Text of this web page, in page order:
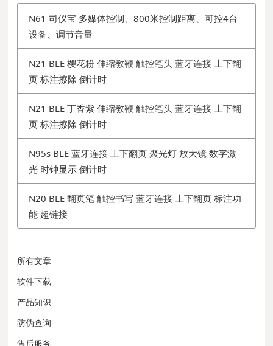
N61 司仪宝 多媒体控制、800米控制距离、可控4台
设备、调节音量
N21 BLE 樱花粉 伸缩教鞭 触控笔头 蓝牙连接 上下翻
页 标注擦除 倒计时
N21 BLE 丁香紫 伸缩教鞭 触控笔头 蓝牙连接 上下翻
页 标注擦除 倒计时
N95s BLE 蓝牙连接 上下翻页 聚光灯 放大镜 数字激
光 时钟显示 倒计时
N20 BLE 翻页笔 触控书写 蓝牙连接 上下翻页 标注功
能 超链接
所有文章
软件下载
产品知识
防伪查询
售后服务